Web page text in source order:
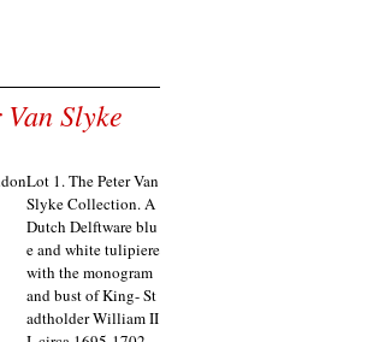
Slyke
Lot 1. The Peter Van
Slyke Collection. A
Dutch Delftware blu
e and white tulipiere
with the monogram
and bust of King- St
adtholder William II